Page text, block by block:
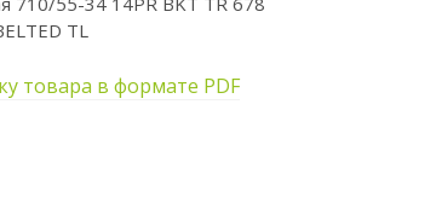
TL
товара в формате PDF